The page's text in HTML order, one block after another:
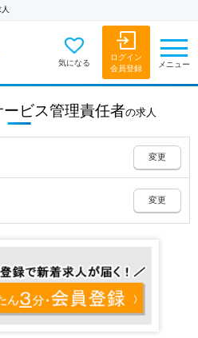
気になる
ログイン
会員登録
メニュー
ービス管理責任者の求人
変更
変更